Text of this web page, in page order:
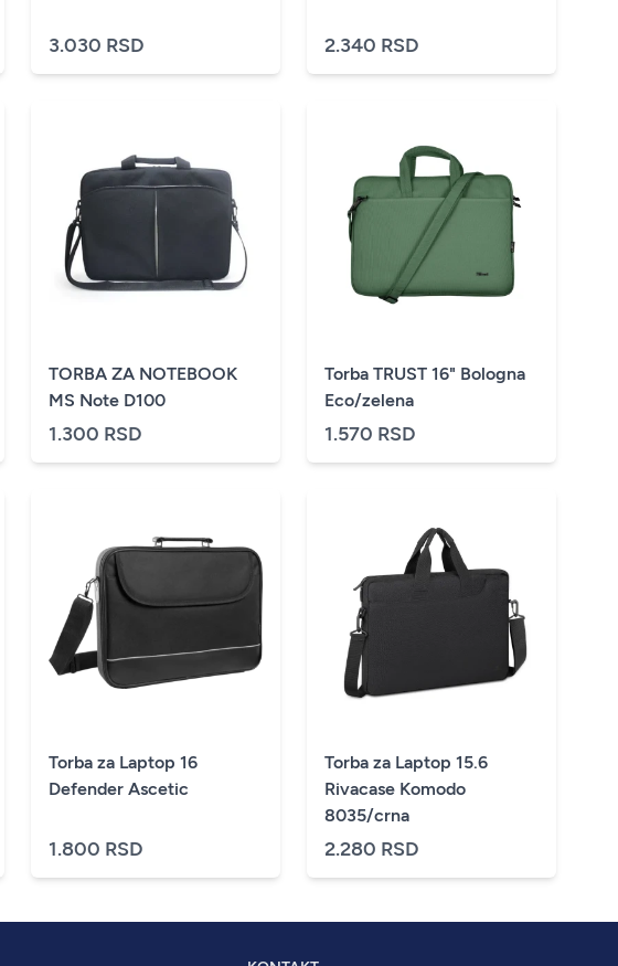
3.030 RSD 2.340 RSD
TORBA ZA NOTEBOOK
MS Note D100
1.300 RSD
Torba TRUST 16" Bologna
Eco/zelena
1.570 RSD
Torba za Laptop 16
Defender Ascetic
1.800 RSD
Torba za Laptop 15.6
Rivacase Komodo
8035/crna
2.280 RSD